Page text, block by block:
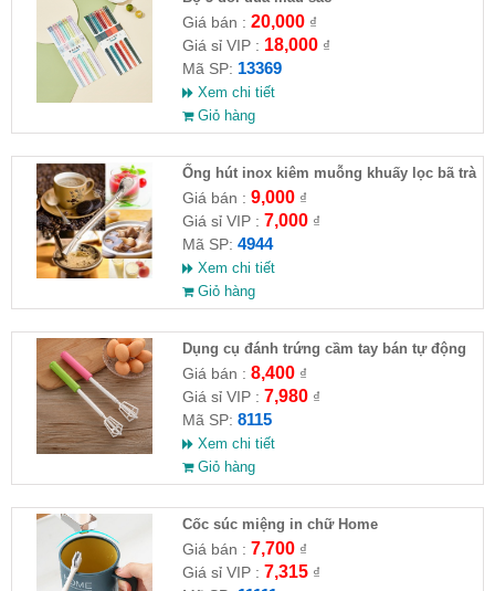
Giá bán : 20,000₫
Giá sỉ VIP : 18,000₫
Mã SP: 13369
Xem chi tiết
Giỏ hàng
Ống hút inox kiêm muỗng khuấy lọc bã trà
Giá bán : 9,000₫
Giá sỉ VIP : 7,000₫
Mã SP: 4944
Xem chi tiết
Giỏ hàng
Dụng cụ đánh trứng cầm tay bán tự động
Giá bán : 8,400₫
Giá sỉ VIP : 7,980₫
Mã SP: 8115
Xem chi tiết
Giỏ hàng
Cốc súc miệng in chữ Home
Giá bán : 7,700₫
Giá sỉ VIP : 7,315₫